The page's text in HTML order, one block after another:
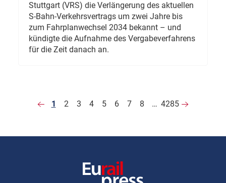
Stuttgart (VRS) die Verlängerung des aktuellen
S-Bahn-Verkehrsvertrags um zwei Jahre bis
zum Fahrplanwechsel 2034 bekannt – und
kündigte die Aufnahme des Vergabeverfahrens
für die Zeit danach an.
1 2 3 4 5 6 7 8 … 4285